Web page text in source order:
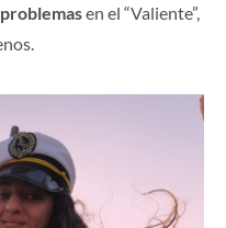
en el “Valiente”,